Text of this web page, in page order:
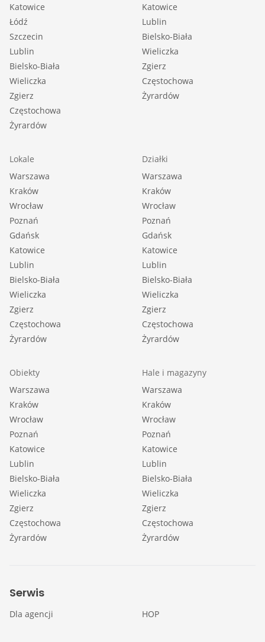
Katowice
Łódź
Szczecin
Lublin
Bielsko-Biała
Wieliczka
Zgierz
Częstochowa
Żyrardów
Katowice
Lublin
Bielsko-Biała
Wieliczka
Zgierz
Częstochowa
Żyrardów
Lokale
Warszawa
Kraków
Wrocław
Poznań
Gdańsk
Katowice
Lublin
Bielsko-Biała
Wieliczka
Zgierz
Częstochowa
Żyrardów
Działki
Warszawa
Kraków
Wrocław
Poznań
Gdańsk
Katowice
Lublin
Bielsko-Biała
Wieliczka
Zgierz
Częstochowa
Żyrardów
Obiekty
Warszawa
Kraków
Wrocław
Poznań
Katowice
Lublin
Bielsko-Biała
Wieliczka
Zgierz
Częstochowa
Żyrardów
Hale i magazyny
Warszawa
Kraków
Wrocław
Poznań
Katowice
Lublin
Bielsko-Biała
Wieliczka
Zgierz
Częstochowa
Żyrardów
Serwis
Dla agencji HOP